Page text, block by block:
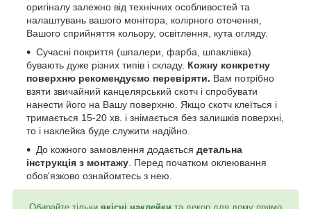
оригіналу залежно від технічних особливостей та
налаштувань вашого монітора, колірного оточення,
Вашого сприйняття кольору, освітлення, кута огляду.
Сучасні покриття (шпалери, фарба, шпаклівка)
бувають дуже різних типів і складу. Кожну конкретну
поверхню рекомендуємо перевіряти. Вам потрібно
взяти звичайний канцелярський скотч і спробувати
нанести його на Вашу поверхню. Якщо скотч клеїться і
тримається 15-20 хв. і знімається без залишків поверхні,
то і наклейка буде служити надійно.
До кожного замовлення додається детальна
інструкція з монтажу . Перед початком оклеювання
обов'язково ознайомтесь з нею.